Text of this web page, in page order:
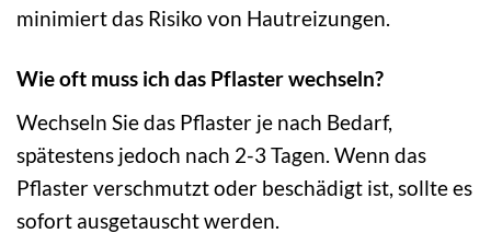
minimiert das Risiko von Hautreizungen.
Wie oft muss ich das Pflaster wechseln?
Wechseln Sie das Pflaster je nach Bedarf,
spätestens jedoch nach 2-3 Tagen. Wenn das
Pflaster verschmutzt oder beschädigt ist, sollte es
sofort ausgetauscht werden.